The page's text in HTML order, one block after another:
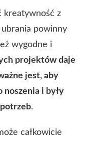
kreatywność z
powinny
wygodne i
projektów daje
jest, aby
noszenia i były
.
całkowicie